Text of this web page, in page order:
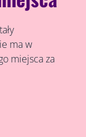
ma w
miejsca za